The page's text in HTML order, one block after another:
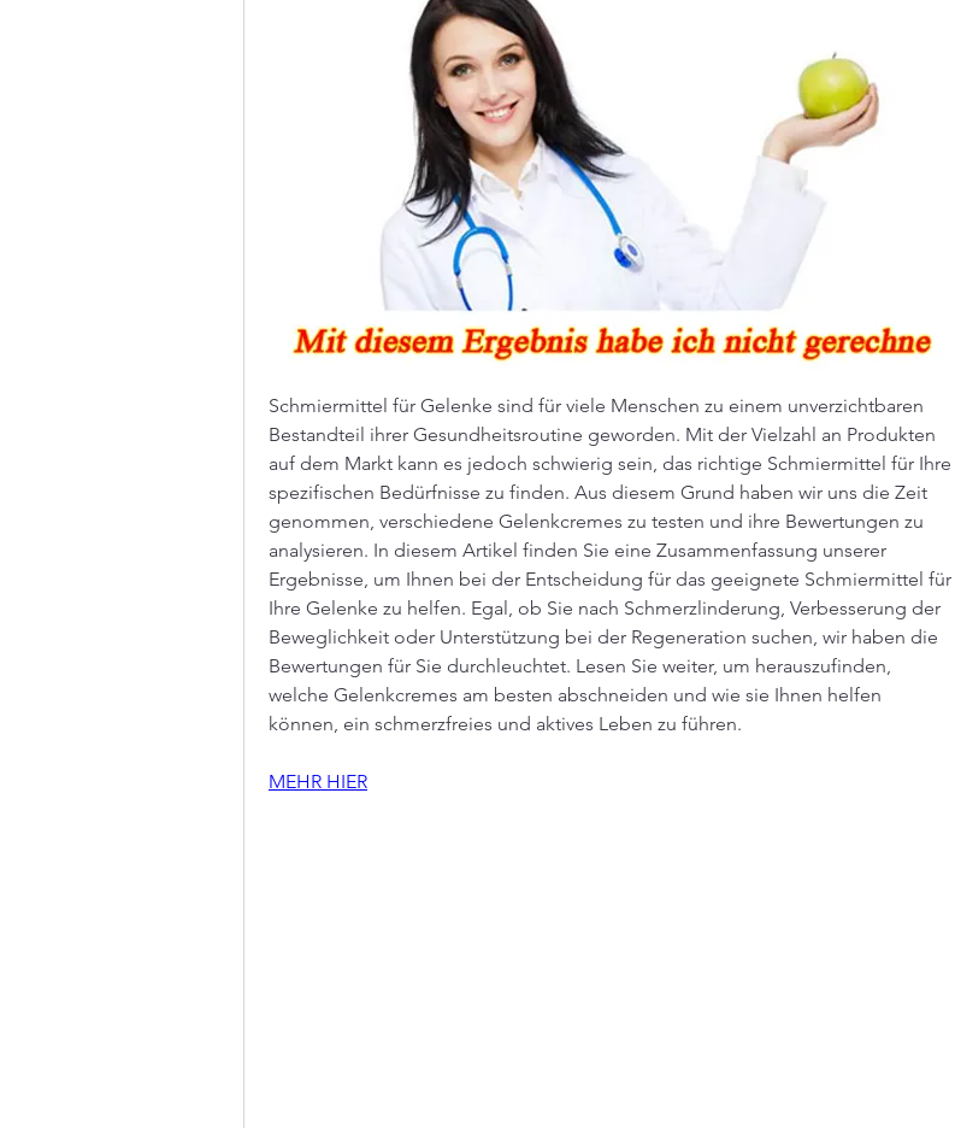
Schmiermittel für Gelenke sind für viele Menschen zu einem unverzichtbaren
Bestandteil ihrer Gesundheitsroutine geworden. Mit der Vielzahl an Produkten
auf dem Markt kann es jedoch schwierig sein, das richtige Schmiermittel für Ihre
spezifischen Bedürfnisse zu finden. Aus diesem Grund haben wir uns die Zeit
genommen, verschiedene Gelenkcremes zu testen und ihre Bewertungen zu
analysieren. In diesem Artikel finden Sie eine Zusammenfassung unserer
Ergebnisse, um Ihnen bei der Entscheidung für das geeignete Schmiermittel für
Ihre Gelenke zu helfen. Egal, ob Sie nach Schmerzlinderung, Verbesserung der
Beweglichkeit oder Unterstützung bei der Regeneration suchen, wir haben die
Bewertungen für Sie durchleuchtet. Lesen Sie weiter, um herauszufinden,
welche Gelenkcremes am besten abschneiden und wie sie Ihnen helfen
können, ein schmerzfreies und aktives Leben zu führen.
MEHR HIER